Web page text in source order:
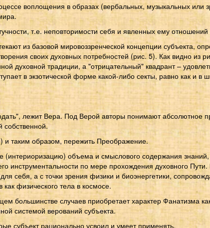
воплощения в образах (вербальных, музыкальных или
т.е. неповторимости себя и явленных ему
из базовой мировоззренческой концепции субъекта,
своих духовных потребностей (рис. 5). Как видно из
духовной традиции, а "отрицательный" квадрант –
в экзотической форме какой-либо секты, равно как и в
лежит Вера. Под Верой авторы понимают абсолютное
собственной.
и таким образом, пережить Преображение.
объема и смыслового содержания
инструментальности по мере прохождения духовного Пути.
себя, а с точки зрения физики и биоэнергетики,
физического тела в космосе.
большинстве случаев приобретает характер Фанатизма
системой верований субъекта.
субъект рационально усвоил и умеет применять.